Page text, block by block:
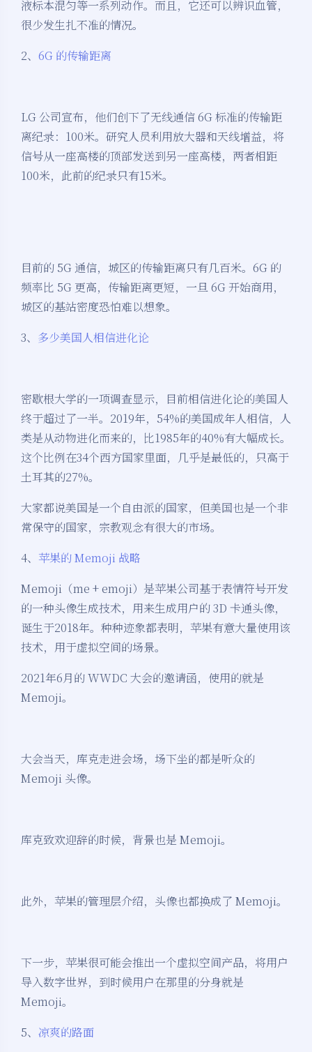
液标本混匀等一系列动作。而且，它还可以辨识血管，
很少发生扎不准的情况。
2、 6G 的传输距离
LG 公司宣布，他们创下了无线通信 6G 标准的传输距
离纪录：100米。研究人员利用放大器和天线增益，将
信号从一座高楼的顶部发送到另一座高楼，两者相距
100米，此前的纪录只有15米。
目前的 5G 通信，城区的传输距离只有几百米。6G 的
频率比 5G 更高，传输距离更短，一旦 6G 开始商用，
城区的基站密度恐怕难以想象。
3、 多少美国人相信进化论
密歇根大学的一项调查显示，目前相信进化论的美国人
终于超过了一半。2019年，54%的美国成年人相信，人
类是从动物进化而来的，比1985年的40%有大幅成长。
这个比例在34个西方国家里面，几乎是最低的，只高于
土耳其的27%。
大家都说美国是一个自由派的国家，但美国也是一个非
常保守的国家，宗教观念有很大的市场。
4、 苹果的 Memoji 战略
Memoji（me + emoji）是苹果公司基于表情符号开发
的一种头像生成技术，用来生成用户的 3D 卡通头像，
诞生于2018年。种种迹象都表明，苹果有意大量使用该
技术，用于虚拟空间的场景。
2021年6月的 WWDC 大会的邀请函，使用的就是
Memoji。
大会当天，库克走进会场，场下坐的都是听众的
Memoji 头像。
库克致欢迎辞的时候，背景也是 Memoji。
此外，苹果的管理层介绍，头像也都换成了 Memoji。
下一步，苹果很可能会推出一个虚拟空间产品，将用户
导入数字世界，到时候用户在那里的分身就是
Memoji。
5、 凉爽的路面